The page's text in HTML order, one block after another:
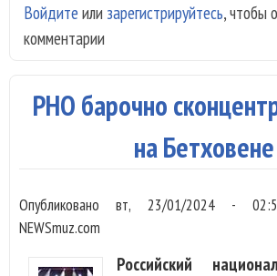
Войдите или зарегистрируйтесь, чтобы
комментарии
РНО барочно
на Бетховене
Опубликовановт, 23/01/2024 -
NEWSmuz.com
Российский